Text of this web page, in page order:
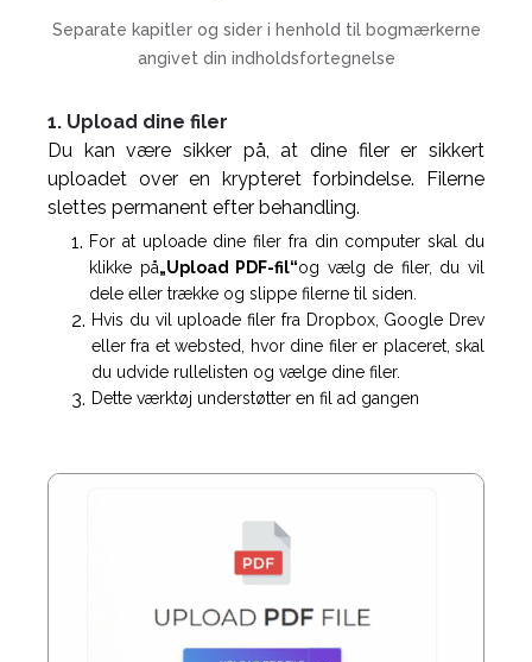
Separate kapitler og sider i henhold til bogmærkerne
angivet din indholdsfortegnelse
1. Upload dine filer
Du kan være sikker på, at dine filer er sikkert
uploadet over en krypteret forbindelse. Filerne
slettes permanent efter behandling.
For at uploade dine filer fra din computer skal du
klikke på„Upload PDF-fil“og vælg de filer, du vil
dele eller trække og slippe filerne til siden.
Hvis du vil uploade filer fra Dropbox, Google Drev
eller fra et websted, hvor dine filer er placeret, skal
du udvide rullelisten og vælge dine filer.
Dette værktøj understøtter en fil ad gangen